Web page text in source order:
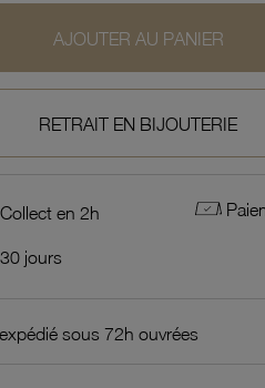
AJOUTER AU PANIER
RETRAIT EN BIJOUTERIE
en 2h
jours
sous 72h ouvrées